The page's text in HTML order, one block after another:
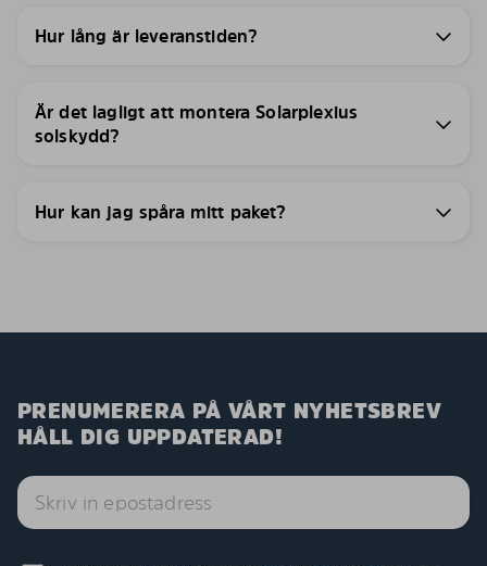
Hur lång är leveranstiden?
Är det lagligt att montera Solarplexius
solskydd?
Hur kan jag spåra mitt paket?
PRENUMERERA PÅ VÅRT NYHETSBREV
HÅLL DIG UPPDATERAD!